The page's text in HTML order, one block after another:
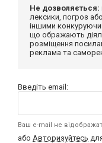
Не дозволяється:
лексики, погроз
іншими
що ображають
розміщення
реклама та
Введіть email:
Ваш e-mail не
або Авторизуйтесь